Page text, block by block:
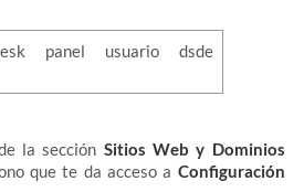
la sección Sitios Web y Dominios
que te da acceso a Configuración